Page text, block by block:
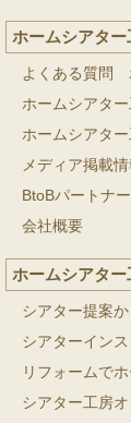
ホームシアター
よくある質問
ホームシアタ
ホームシアタ
メディア掲載情
BtoBパートナ
会社概要
ホームシアタ
シアター提案
シアターイン
リフォームで
シアター工房